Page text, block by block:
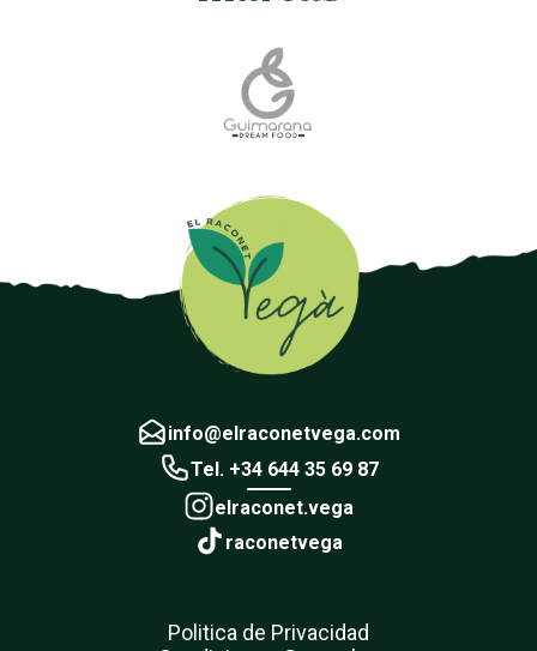
info@elraconetvega.com
Tel. +34 644 35 69 87
elraconet.vega
raconetvega
Politica de Privacidad